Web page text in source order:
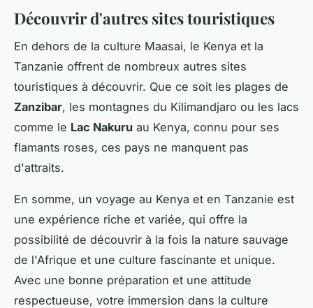
Découvrir d'autres sites touristiques
En dehors de la culture Maasai, le Kenya et la
Tanzanie offrent de nombreux autres sites
touristiques à découvrir. Que ce soit les plages de
Zanzibar, les montagnes du Kilimandjaro ou les lacs
comme le Lac Nakuru au Kenya, connu pour ses
flamants roses, ces pays ne manquent pas
d'attraits.
En somme, un voyage au Kenya et en Tanzanie est
une expérience riche et variée, qui offre la
possibilité de découvrir à la fois la nature sauvage
de l'Afrique et une culture fascinante et unique.
Avec une bonne préparation et une attitude
respectueuse, votre immersion dans la culture